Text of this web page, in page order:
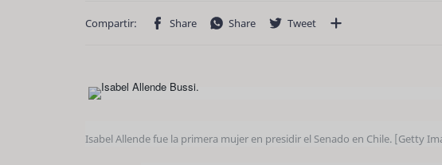
Isabel Allende fue la primera mujer en presidir el Senado en Chile. [Getty